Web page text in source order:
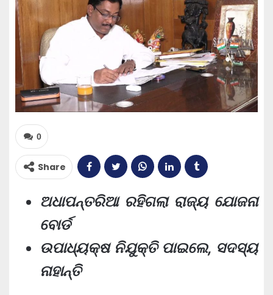
0
Share
ଅଧାପନ୍ତରିଆ ରହିଗଲା ରାଜ୍ୟ ଯୋଜନା
ବୋର୍ଡ
ଉପାଧ୍ୟକ୍ଷ ନିଯୁକ୍ତି ପାଇଲେ, ସଦସ୍ୟ
ନାହାନ୍ତି